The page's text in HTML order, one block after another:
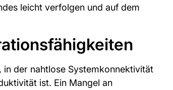
leicht verfolgen und auf dem
der nahtlose Systemkonnektivität
ist. Ein Mangel an